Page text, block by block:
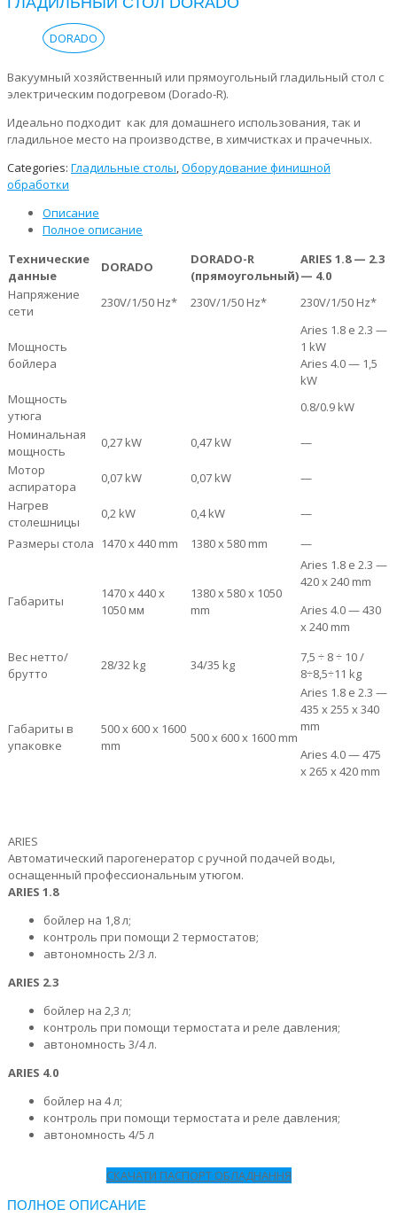
DORADO
Вакуумный хозяйственный или прямоугольный гладильный стол с
электрическим подогревом (Dorado-R).
Идеально подходит как для домашнего использования, так и
гладильное место на производстве, в химчистках и прачечных.
Categories: Гладильные столы,Оборудование финишной
обработки
Описание
Полное описание
Технические
данные
DORADO
DORADO-R
(прямоугольный)
ARIES 1.8 — 2.3
— 4.0
Напряжение
сети
230V/1/50 Hz* 230V/1/50 Hz* 230V/1/50 Hz*
Мощность
бойлера
Aries 1.8 e 2.3 —
1 kW
Aries 4.0 — 1,5
kW
Мощность
утюга
0.8/0.9 kW
Номинальная
мощность
0,27 kW 0,47 kW
—
Мотор
аспиратора
0,07 kW 0,07 kW
—
Нагрев
столешницы
0,2 kW 0,4 kW
—
Размеры стола 1470 х 440 mm 1380 х 580 mm —
Габариты
1470 х 440 х
1050 мм
1380 х 580 х 1050
mm
Aries 1.8 e 2.3 —
420 x 240 mm
Aries 4.0 — 430
х 240 mm
Вес нетто/
брутто
28/32 kg 34/35 kg
7,5 ÷ 8 ÷ 10 /
8÷8,5÷11 kg
Габариты в
упаковке
500 х 600 х 1600
mm
500 х 600 х 1600 mm
Aries 1.8 e 2.3 —
435 х 255 х 340
mm
Aries 4.0 — 475
х 265 х 420 mm
ARIES
Автоматический парогенератор с ручной подачей воды,
оснащенный профессиональным утюгом.
ARIES 1.8
бойлер на 1,8 л;
контроль при помощи 2 термостатов;
автономность 2/3 л.
ARIES 2.3
бойлер на 2,3 л;
контроль при помощи термостата и реле давления;
автономность 3/4 л.
ARIES 4.0
бойлер на 4 л;
контроль при помощи термостата и реле давления;
автономность 4/5 л
СКАЧАТИ ПАСПОРТ ОБЛАДНАННЯ
ПОЛНОЕ ОПИСАНИЕ